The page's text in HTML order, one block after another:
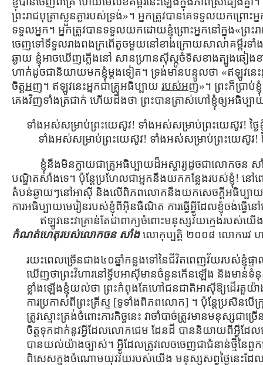
ព្រះរាជបុត្រាស្ងួនភ្ងារបស់ទ្រង់»។ អ្នកត្រូវបានគេទទួលយកព្រោះអ្
ទទួលអ្នក។ អ្នកត្រូវបានទទួលយកដោយខ្ញុំព្រោះអ្នកនៅក្នុង«ព្រះ
ចេញទៅទីទួលរាងពងក្រពើតូចមួយនៅខាងក្រោយសាលាគម្ពីរទាំ
ឆ្ងាយ ខ្ញុំអាចឃើញភ្លើងនៅ សានហ្រានស៊ីស្កូចំទិសខាងត្បូងឆ
ហាក់ដូចជានិយាយមកខ្ញុំម្ដងទៀត។ ទ្រង់មានបន្ទូលថា «ឥឡូវនេះ
ចិត្ដអញ។ ឥឡូវនេះអ្នកជាគ្រូអធិប្បាយ របស់អញ»។ ព្រះក៏ប្រាប់
គេងវិញទាំងត្រជាក់ ហើយដឹងថា ព្រះបានត្រាស់ហៅខ្ញុំឲ្យអធិប្
ទាំងអស់សម្រាប់ព្រះយេស៊ូវ! ទាំងអស់សម្រាប់ព្រះយេស៊ូវ! ថ្ង
ទាំងអស់សម្រាប់ព្រះយេស៊ូវ! ទាំងអស់សម្រាប់ព្រះយេស៊ូវ! ថ្
ខ្ញុំនឹងមិនក្លាយជាគ្រូអធិប្បាយដ៏អស្ចារ្យដូចជាលោកចន
បណ្ឌិតសាំងទេ។ ប៉ុន្តែប្រហែលជាអ្នកនឹងយកកន្លែងរបស់ខ្ញុំ! នៅ
តំបន់ឆ្ងាយៗនៅអាស៊ី និងលើពិភពលោកនឹងយកសេចក្ដីអធិប្ប
ការអធិប្បាយមេរៀនរបស់ខ្ញុំពីអ៊ីនធឺណិត ការធ្វើអ្វីដែលខ្ញុំចង់ធ្វើ
ឥឡូវនេះវាគ្រាន់តែជាពាក្យចំពោះមនុស្សវ័យក្មេងរបស់យ
កំណត់ហេតុរបស់លោកចន សាំងលោកុប្បត្ដិ ២០០៨ លោករេវ ហ
រយះពេលច្រើនជាង៤០ឆ្នាំកន្លងទៅនៃជីវិតពេញវ័យរបស់ខ្ញុំផ្ទា
ឃើញថាព្រះវិហារនៅទ្វីបអាស៊ីមានចំនួនកើនឡើង និងមានទំនុ
ខ្លាំងឡើងខ្ញុំយល់ថា ព្រះកំពុងតែហៅជនជាតិអាស៊ីឱ្យដើរតួយ៉ា
ការប្រកាសពីព្រះគ្រីស្ទ [ទូទាំងពិភពលោក] ។ ប៉ុន្តែប្រសិនប
ត្រូវស្មោះត្រង់ចំពោះភារកិច្ចនេះ វាចាំបាច់ត្រូវមានមនុស្សជា
ចិត្តទុកដាក់នូវអ្វីដែលលោកជេម ដែនដី បាននិយាយពីអ្វីដ
បានយល់យ៉ាងច្បាស់។ អ្វីដែលត្រូវលេចចេញជាជំនាន់ថ្មីនៃពួក
ពិសេសក្នុងចំណោមយុវវ័យរបស់យើង មនុស្សសព្វថ្ងៃនេះដ